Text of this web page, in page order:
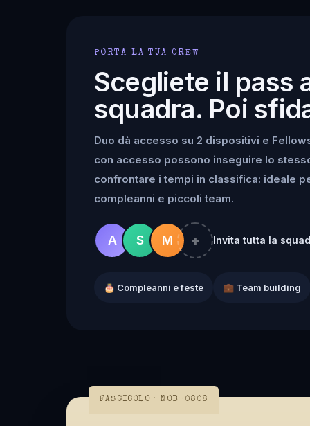
PORTA LA TUA CREW
Scegliete il pass
squadra. Poi
Duo dà accesso su 2 dispositivi e
con accesso possono inseguire lo
confrontare i tempi in classifica: ideale
compleanni e piccoli team.
A S M + Invita tutta la
🎂 Compleanni e feste 💼 Team building
FASCICOLO · NOB-0808